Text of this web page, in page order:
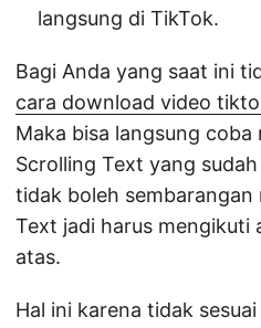
langsung di TikTok.
Bagi Anda yang saat ini
cara download video
Maka bisa langsung
Scrolling Text yang
tidak boleh sembarangan
Text jadi harus mengikuti
atas.
Hal ini karena tidak